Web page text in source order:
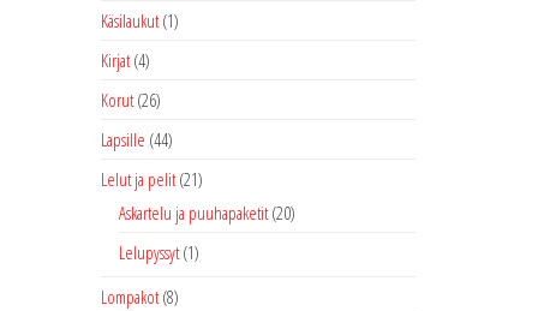
Käsilaukut (1)
Kirjat (4)
Korut (26)
Lapsille (44)
Lelut ja pelit (21)
Askartelu ja puuhapaketit (20)
Lelupyssyt (1)
Lompakot (8)